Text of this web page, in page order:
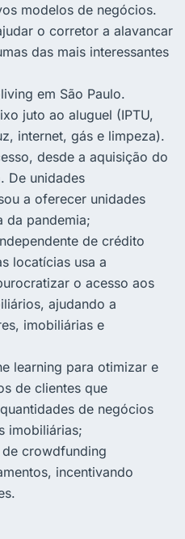
modelos de negócios.
o corretor a alavancar
das mais interessantes
em São Paulo.
juto ao aluguel (IPTU,
internet, gás e limpeza).
desde a aquisição do
De unidades
a oferecer unidades
da pandemia;
de crédito
locatícias usa a
o acesso aos
, ajudando a
, imobiliárias e
learning para otimizar e
de clientes que
de negócios
imobiliárias;
crowdfunding
incentivando